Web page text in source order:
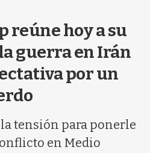
a
reúne hoy a su
guerra en Irán
por un
tensión para ponerle
en Medio